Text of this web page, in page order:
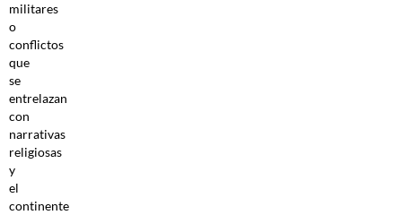
militares
o
conflictos
que
se
entrelazan
con
narrativas
religiosas
y
el
continente